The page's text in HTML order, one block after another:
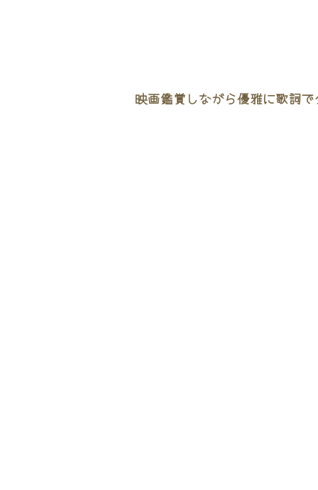
映画鑑賞しながら優雅に歌詞